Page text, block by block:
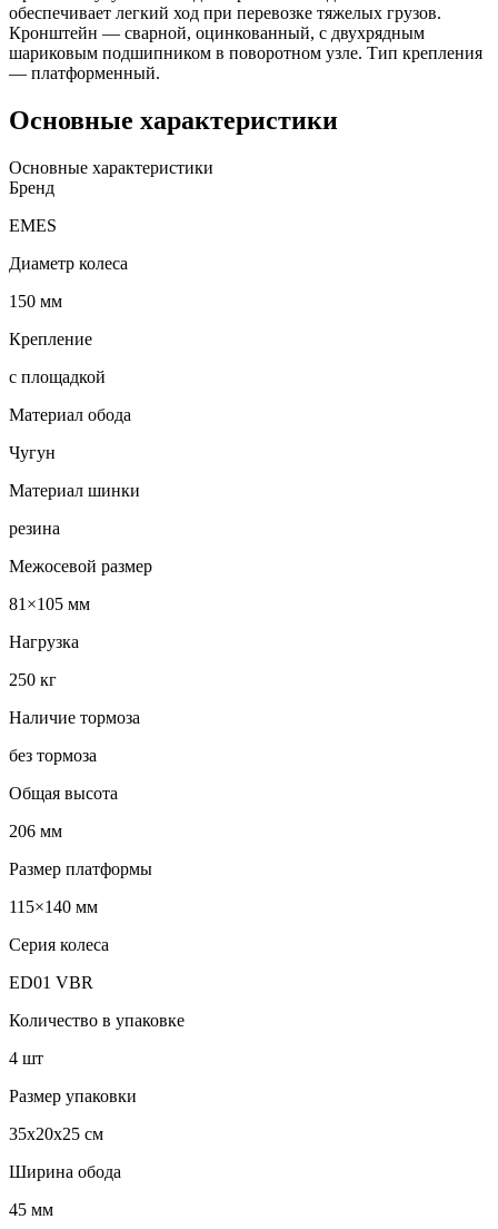
обеспечивает легкий ход при перевозке тяжелых грузов.
Кронштейн — сварной, оцинкованный, с двухрядным
шариковым подшипником в поворотном узле. Тип крепления
— платформенный.
Основные характеристики
Основные характеристики
Бренд
EMES
Диаметр колеса
150 мм
Крепление
с площадкой
Материал обода
Чугун
Материал шинки
резина
Межосевой размер
81×105 мм
Нагрузка
250 кг
Наличие тормоза
без тормоза
Общая высота
206 мм
Размер платформы
115×140 мм
Серия колеса
ED01 VBR
Количество в упаковке
4 шт
Размер упаковки
35x20x25 см
Ширина обода
45 мм